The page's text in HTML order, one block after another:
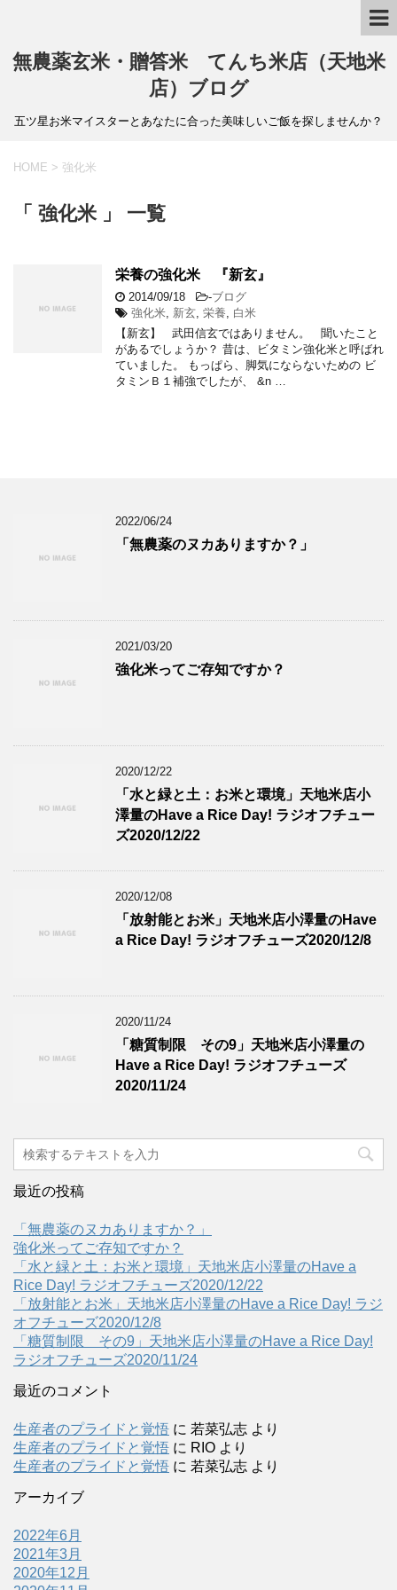
無農薬玄米・贈答米 てんち米店（天地米
店）ブログ
五ツ星お米マイスターとあなたに合った美味しいご飯を探しませんか？
HOME > 強化米
「 強化米 」 一覧
栄養の強化米 『新玄』
2014/09/18 -ブログ
強化米 新玄 栄養
白米
【新玄】 武田信玄ではありません。 聞いたこと
があるでしょうか？ 昔は、ビタミン強化米と呼ばれ
ていました。 もっぱら、脚気にならないための ビ
タミンＢ１補強でしたが、 &n …
2022/06/24
「無農薬のヌカありますか？」
2021/03/20
強化米ってご存知ですか？
2020/12/22
「水と緑と土：お米と環境」天地米店小
澤量のHave a Rice Day! ラジオフチュー
ズ2020/12/22
2020/12/08
「放射能とお米」天地米店小澤量のHave
a Rice Day! ラジオフチューズ2020/12/8
2020/11/24
「糖質制限 その9」天地米店小澤量の
Have a Rice Day! ラジオフチューズ
2020/11/24
最近の投稿
「無農薬のヌカありますか？」
強化米ってご存知ですか？
「水と緑と土：お米と環境」天地米店小澤量のHave a
Rice Day! ラジオフチューズ2020/12/22
「放射能とお米」天地米店小澤量のHave a Rice Day! ラジ
オフチューズ2020/12/8
「糖質制限 その9」天地米店小澤量のHave a Rice Day!
ラジオフチューズ2020/11/24
最近のコメント
生産者のプライドと覚悟 に 若菜弘志 より
生産者のプライドと覚悟 に RIO より
生産者のプライドと覚悟 に 若菜弘志 より
アーカイブ
2022年6月
2021年3月
2020年12月